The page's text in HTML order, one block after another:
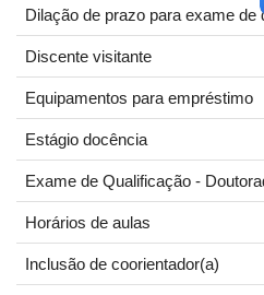
Dilação de prazo para exame de
Discente visitante
Equipamentos para empréstimo
Estágio docência
Exame de Qualificação -
Horários de aulas
Inclusão de coorientador(a)